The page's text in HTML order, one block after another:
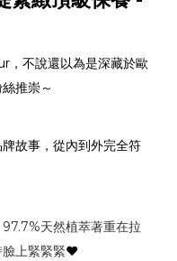
，不說還以為是深藏於歐
推崇～
故事，從內到外完全符
天然植萃著重在拉
上緊緊緊❤️